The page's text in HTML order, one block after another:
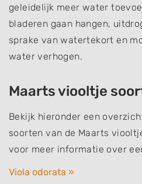
geleidelijk meer water
bladeren gaan hangen,
sprake van watertekort en
water verhogen.
Maarts viooltje
Bekijk hieronder een
soorten van de Maarts
voor meer informatie over
Viola odorata »